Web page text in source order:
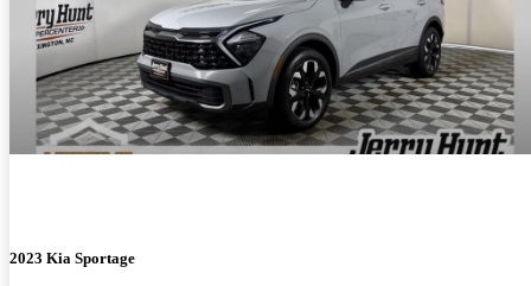
2023 Kia Sportage